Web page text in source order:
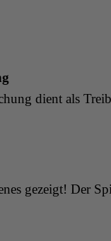
dient als
gezeigt! Der